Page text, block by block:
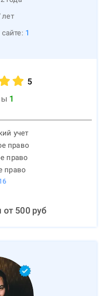
лет
1
5
1
учет
право
право
право
от 500руб